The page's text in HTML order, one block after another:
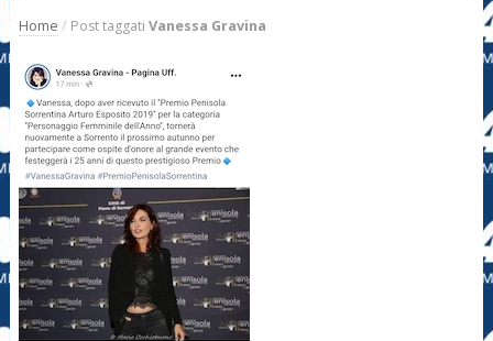
Home / Post taggati Vanessa Gravina